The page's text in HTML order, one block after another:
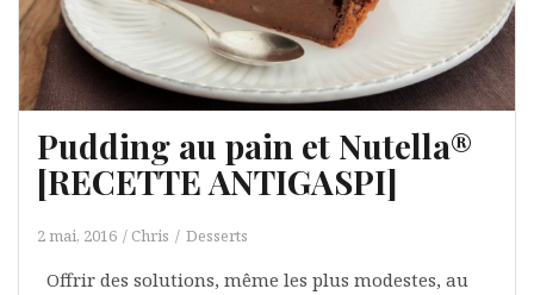
Pudding au pain et Nutella®
[RECETTE ANTIGASPI]
2 mai, 2016 Chris Desserts
Offrir des solutions, même les plus modestes, au